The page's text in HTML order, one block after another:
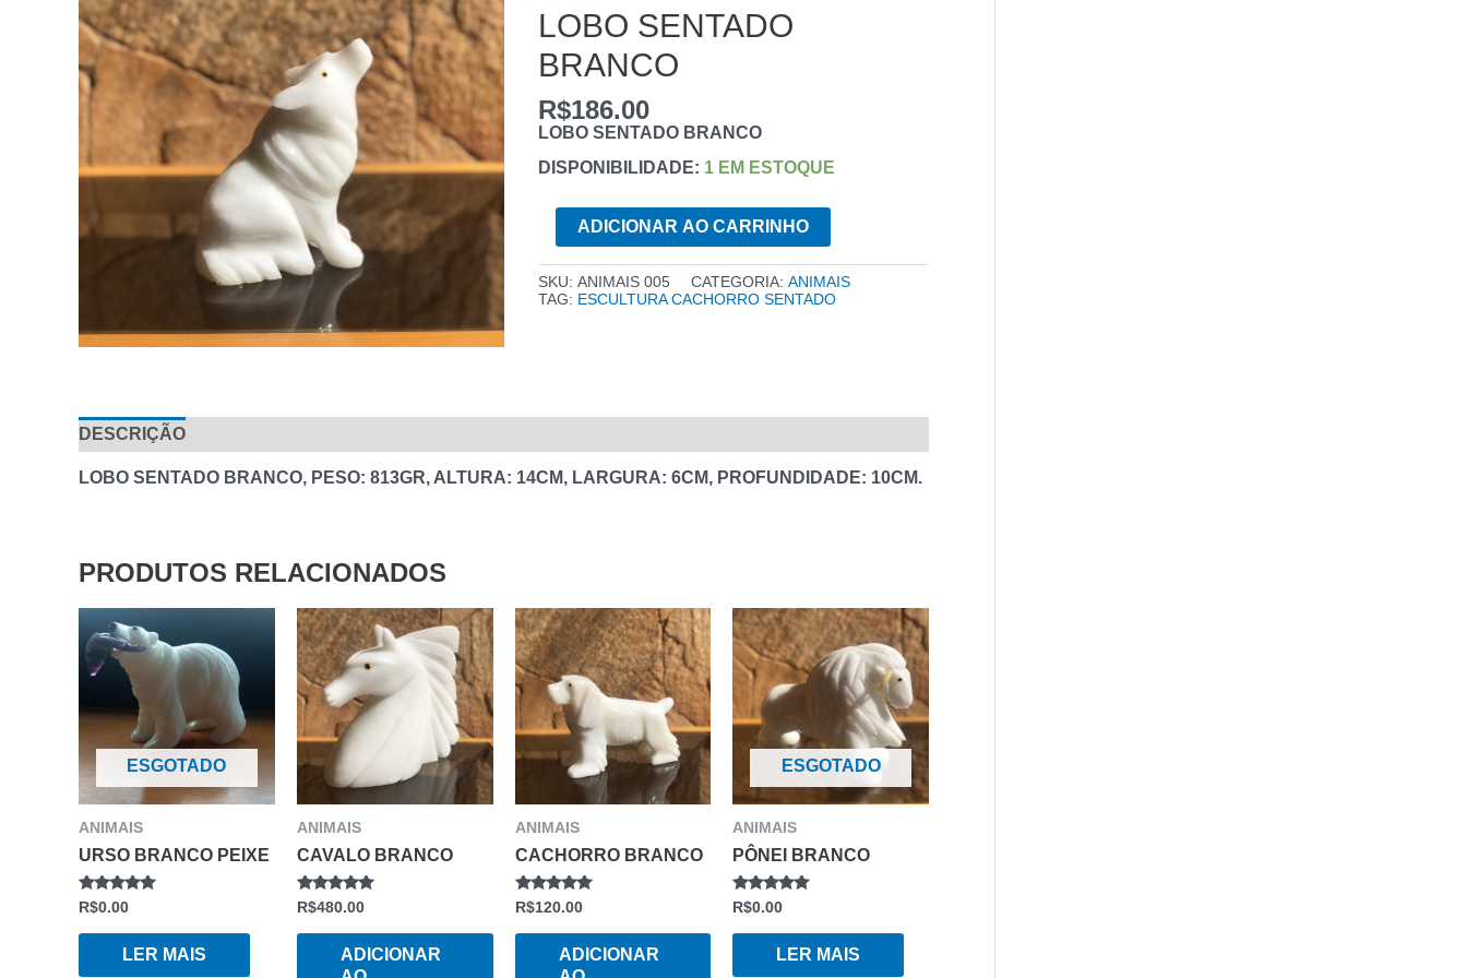
LOBO SENTADO
BRANCO
R$186.00
LOBO SENTADO BRANCO
DISPONIBILIDADE: 1 EM ESTOQUE
LOBO
SENTADO
BRANCO
QUANTIDADE
ADICIONAR AO CARRINHO
SKU: ANIMAIS 005 CATEGORIA: ANIMAIS
TAG: ESCULTURA CACHORRO SENTADO
DESCRIÇÃO
LOBO SENTADO BRANCO, PESO: 813GR, ALTURA: 14CM, LARGURA: 6CM, PROFUNDIDADE: 10CM.
PRODUTOS RELACIONADOS
ESGOTADO
ANIMAIS
URSO BRANCO PEIXE
AVALIAÇÃO
DE
R$0.00
LER MAIS
ANIMAIS
CAVALO BRANCO
AVALIAÇÃO
DE
R$480.00
ADICIONAR
ANIMAIS
CACHORRO BRANCO
AVALIAÇÃO
DE
R$120.00
ADICIONAR
ESGOTADO
ANIMAIS
PÔNEI BRANCO
AVALIAÇÃO
DE
R$0.00
LER MAIS